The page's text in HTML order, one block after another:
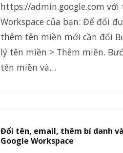
https://admin.google.com
Workspace của bạn: Để đổi
thêm tên miền mới cần đổi
lý tên miền > Thêm miền.
tên miền và…
Đổi tên, email, thêm bí danh
Google Workspace